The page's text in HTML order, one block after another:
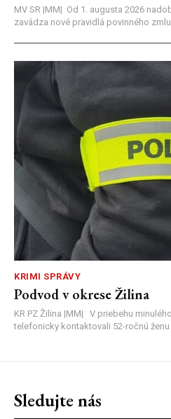
MV SR |MM| Od 1. augusta 2026
zavádza nové pravidlá povinného
KRIMI SPRÁVY
Podvod v okrese Žilina
KR PZ Žilina |MM| V priebehu
telefonicky kontaktovali 52-ročnú
Sledujte nás